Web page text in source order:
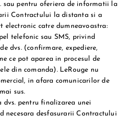
sau pentru oferiera de informatii la
Contractului la distanta si a
electronic catre dumneavoastra:
telefonic sau SMS, privind
dvs. (confirmare, expediere,
ce pot aparea in procesul de
din comanda). LeRouge nu
in afara comunicarilor de
sus.
dvs. pentru finalizarea unei
necesara desfasurarii Contractului